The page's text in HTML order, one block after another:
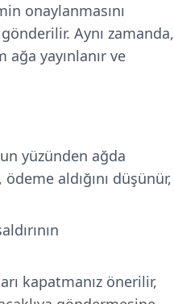
onaylanmasını
Aynı zamanda,
yayınlanır ve
yüzünden ağda
aldığını düşünür,
kapatmanız önerilir,